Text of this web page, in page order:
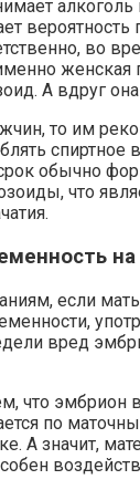
алкоголь
во
женская
А вдруг
то им
спиртное
обычно
что
на
если
вред
что эмбрион
по
А значит,